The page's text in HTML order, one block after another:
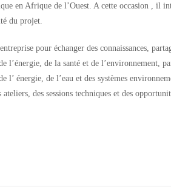
en Afrique de l’Ouest. A cette occasion , il
du projet.
pour échanger des connaissances,
l’énergie, de la santé et de l’environnement,
l’ énergie, de l’eau et des systèmes
des sessions techniques et des